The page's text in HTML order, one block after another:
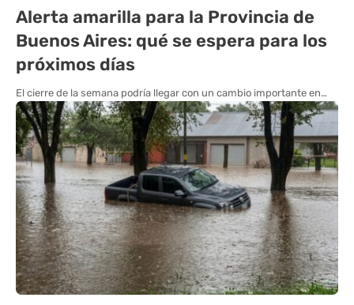
Alerta amarilla para la Provincia de
Buenos Aires: qué se espera para los
próximos días
El cierre de la semana podría llegar con un cambio importante en…